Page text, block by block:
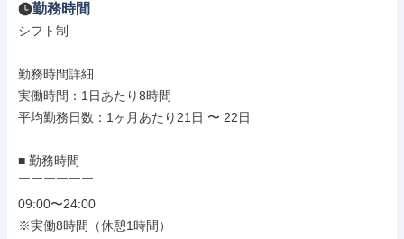
勤務時間
シフト制
勤務時間詳細
実働時間：1日あたり8時間
平均勤務日数：1ヶ月あたり21日 〜 22日
■ 勤務時間
￣￣￣￣￣￣
09:00〜24:00
※実働8時間（休憩1時間）